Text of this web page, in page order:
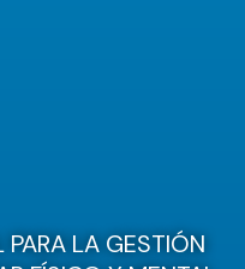
PARA LA GESTIÓN